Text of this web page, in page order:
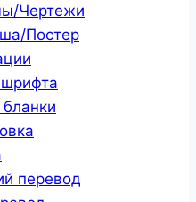
Чертежи
Постер
шрифта
перевод